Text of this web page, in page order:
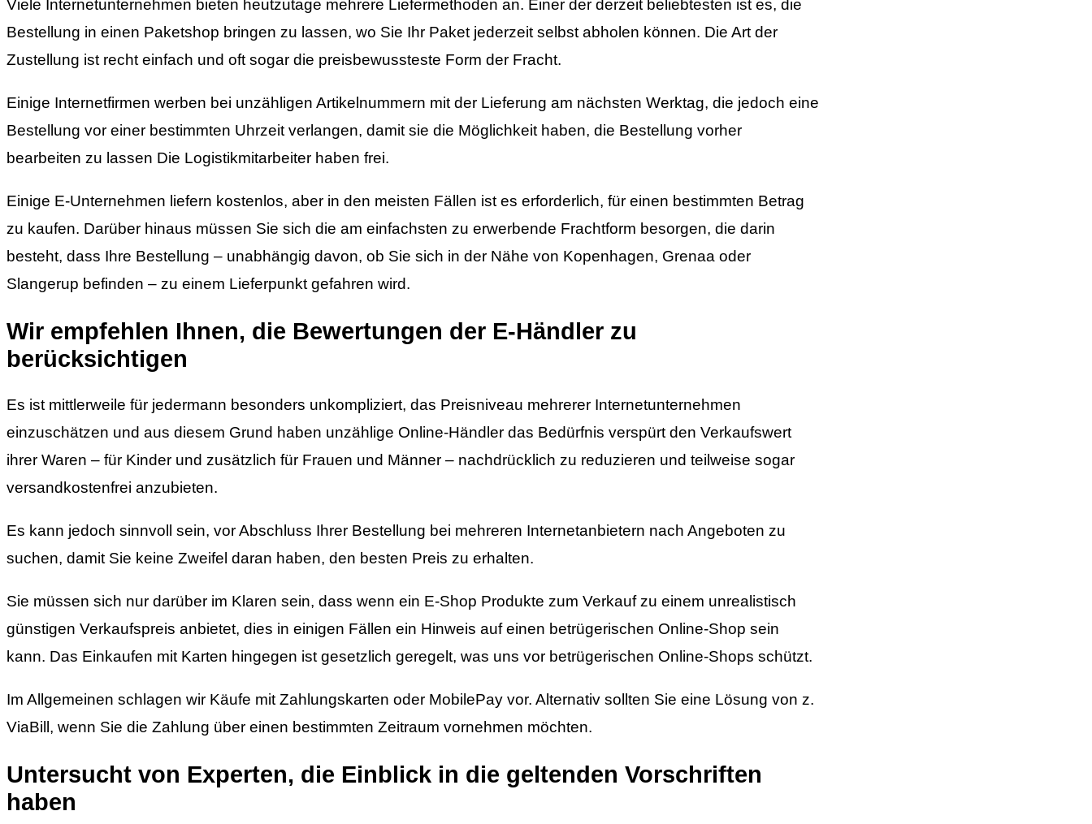
Viele Internetunternehmen bieten heutzutage mehrere Liefermethoden an. Einer der derzeit beliebtesten ist es, die
Bestellung in einen Paketshop bringen zu lassen, wo Sie Ihr Paket jederzeit selbst abholen können. Die Art der
Zustellung ist recht einfach und oft sogar die preisbewussteste Form der Fracht.
Einige Internetfirmen werben bei unzähligen Artikelnummern mit der Lieferung am nächsten Werktag, die jedoch eine
Bestellung vor einer bestimmten Uhrzeit verlangen, damit sie die Möglichkeit haben, die Bestellung vorher
bearbeiten zu lassen Die Logistikmitarbeiter haben frei.
Einige E-Unternehmen liefern kostenlos, aber in den meisten Fällen ist es erforderlich, für einen bestimmten Betrag
zu kaufen. Darüber hinaus müssen Sie sich die am einfachsten zu erwerbende Frachtform besorgen, die darin
besteht, dass Ihre Bestellung – unabhängig davon, ob Sie sich in der Nähe von Kopenhagen, Grenaa oder
Slangerup befinden – zu einem Lieferpunkt gefahren wird.
Wir empfehlen Ihnen, die Bewertungen der E-Händler zu
berücksichtigen
Es ist mittlerweile für jedermann besonders unkompliziert, das Preisniveau mehrerer Internetunternehmen
einzuschätzen und aus diesem Grund haben unzählige Online-Händler das Bedürfnis verspürt den Verkaufswert
ihrer Waren – für Kinder und zusätzlich für Frauen und Männer – nachdrücklich zu reduzieren und teilweise sogar
versandkostenfrei anzubieten.
Es kann jedoch sinnvoll sein, vor Abschluss Ihrer Bestellung bei mehreren Internetanbietern nach Angeboten zu
suchen, damit Sie keine Zweifel daran haben, den besten Preis zu erhalten.
Sie müssen sich nur darüber im Klaren sein, dass wenn ein E-Shop Produkte zum Verkauf zu einem unrealistisch
günstigen Verkaufspreis anbietet, dies in einigen Fällen ein Hinweis auf einen betrügerischen Online-Shop sein
kann. Das Einkaufen mit Karten hingegen ist gesetzlich geregelt, was uns vor betrügerischen Online-Shops schützt.
Im Allgemeinen schlagen wir Käufe mit Zahlungskarten oder MobilePay vor. Alternativ sollten Sie eine Lösung von z.
ViaBill, wenn Sie die Zahlung über einen bestimmten Zeitraum vornehmen möchten.
Untersucht von Experten, die Einblick in die geltenden Vorschriften
haben